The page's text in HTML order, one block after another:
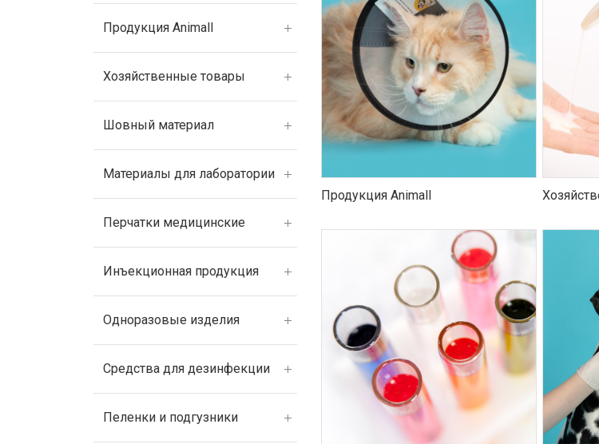
Продукция Animall
Хозяйственные товары
Шовный материал
Материалы для лаборатории
Перчатки медицинские
Инъекционная продукция
Одноразовые изделия
Средства для дезинфекции
Пеленки и подгузники
Продукция Animall